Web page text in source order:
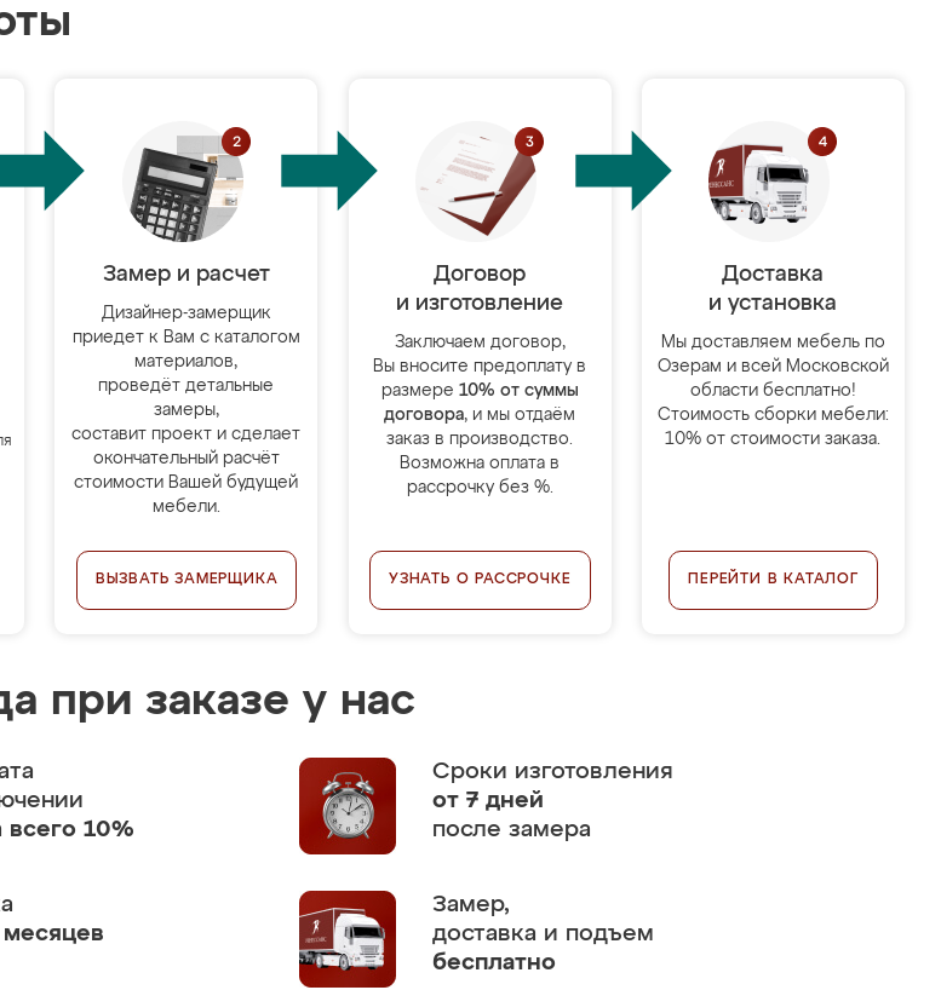
Замер и расчет
Дизайнер-замерщик
приедет к Вам с каталогом
материалов,
проведёт детальные
замеры,
составит проект и сделает
окончательный расчёт
стоимости Вашей будущей
мебели.
ВЫЗВАТЬ ЗАМЕРЩИКА
Договор
и изготовление
Заключаем договор,
Вы вносите предоплату в
размере 10% от суммы
договора, и мы отдаём
заказ в производство.
Возможна оплата в
рассрочку без %.
УЗНАТЬ О РАССРОЧКЕ
Доставка
и установка
Мы доставляем мебель по
Озерам и всей Московской
области бесплатно!
Стоимость сборки мебели:
10% от стоимости заказа.
ПЕРЕЙТИ В КАТАЛОГ
при заказе у нас
всего 10%
Сроки изготовления
от 7 дней
после замера
месяцев
Замер,
доставка и подъем
бесплатно